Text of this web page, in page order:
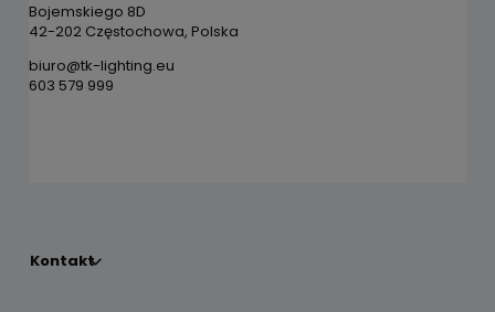
Bojemskiego 8D
42-202 Częstochowa, Polska
biuro@tk-lighting.eu
603 579 999
Kontakt